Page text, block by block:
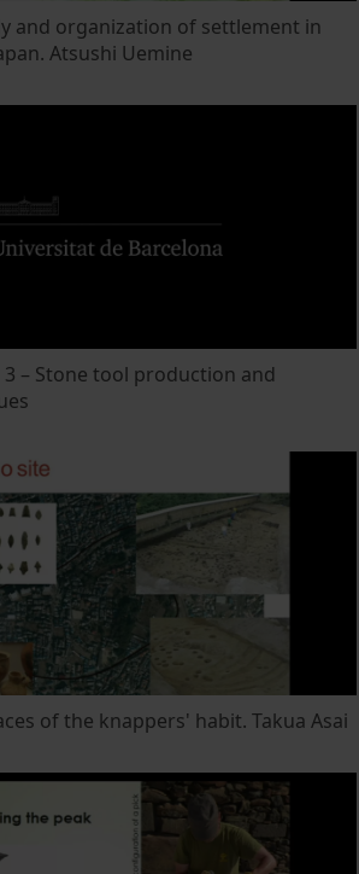
and organization of settlement in
Atsushi Uemine
3 – Stone tool production and
of the knappers' habit. Takua Asai